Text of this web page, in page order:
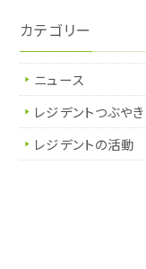
カテゴリー
ニュース
レジデントつぶやき
レジデントの活動